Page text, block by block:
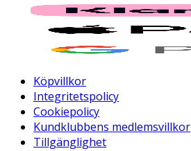
Köpvillkor
Integritetspolicy
Cookiepolicy
Kundklubbens medlemsvillkor
Tillgänglighet